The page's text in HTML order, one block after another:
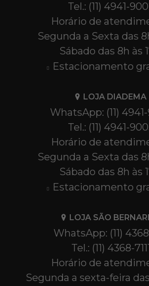
Tel.: (11) 4941-
Horário de
Segunda a Sexta das
Sábado das 8h às
Estacionamento
LOJA DIADEMA
WhatsApp: (11)
Tel.: (11) 4941-
Horário de
Segunda a Sexta das
Sábado das 8h às
Estacionamento
LOJA SÃO
WhatsApp: (11)
Tel.: (11) 4368-
Horário de
Segunda a sexta-feira